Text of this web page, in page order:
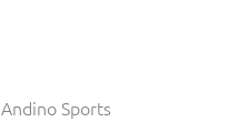
Andino Sports